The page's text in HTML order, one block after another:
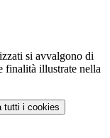
si avvalgono di
finalità illustrate nella
tutti i cookies